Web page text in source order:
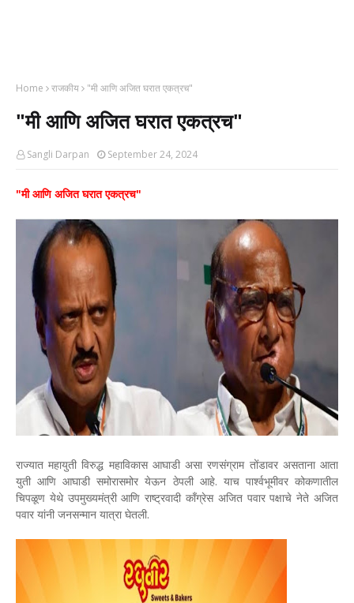
Home राजकीय "मी आणि अजित घरात एकत्रच"
"मी आणि अजित घरात एकत्रच"
Sangli Darpan September 24, 2024
"मी आणि अजित घरात एकत्रच"
राज्यात महायुती विरुद्ध महाविकास आघाडी असा रणसंग्राम तोंडावर असताना आता
युती आणि आघाडी समोरासमोर येऊन ठेपली आहे. याच पार्श्वभूमीवर कोकणातील
चिपळूण येथे उपमुख्यमंत्री आणि राष्ट्रवादी काँग्रेस अजित पवार पक्षाचे नेते अजित
पवार यांनी जनसन्मान यात्रा घेतली.